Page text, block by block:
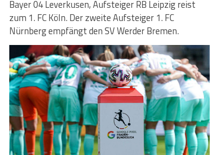
Bayer 04 Leverkusen, Aufsteiger RB Leipzig reist
zum 1. FC Köln. Der zweite Aufsteiger 1. FC
Nürnberg empfängt den SV Werder Bremen.